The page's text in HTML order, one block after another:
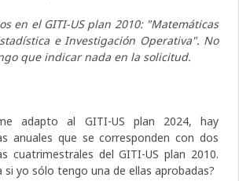
en el GITI-US plan 2010: "Matemáticas
e Investigación Operativa". No
que indicar nada en la solicitud.
adapto al GITI-US plan 2024, hay
anuales que se corresponden con dos
cuatrimestrales del GITI-US plan 2010.
si yo sólo tengo una de ellas aprobadas?